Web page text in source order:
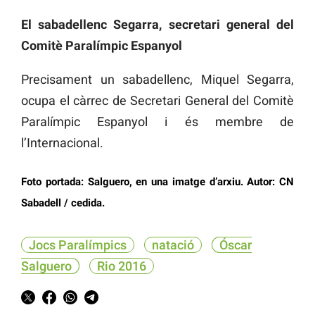
El sabadellenc Segarra, secretari general del
Comitè Paralímpic Espanyol
Precisament un sabadellenc, Miquel Segarra,
ocupa el càrrec de Secretari General del Comitè
Paralímpic Espanyol i és membre de
l’Internacional.
Foto portada: Salguero, en una imatge d’arxiu. Autor: CN
Sabadell / cedida.
Jocs Paralímpics natació
Óscar
Salguero
Rio 2016